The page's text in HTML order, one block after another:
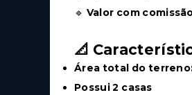
🔹 Valor com
📐
Área total do
Possui 2 casas